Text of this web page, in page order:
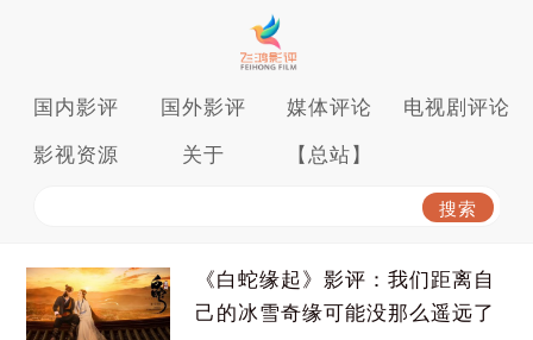
国内影评 国外影评 媒体评论 电视剧评论
影视资源 关于 【总站】
《白蛇缘起》影评：我们距离自
己的冰雪奇缘可能没那么遥远了